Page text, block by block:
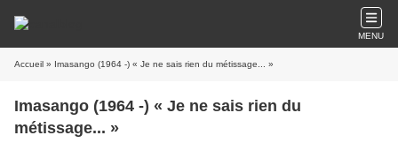
MENU
Accueil » Imasango (1964 -) « Je ne sais rien du métissage... »
Imasango (1964 -) « Je ne sais rien du
métissage... »